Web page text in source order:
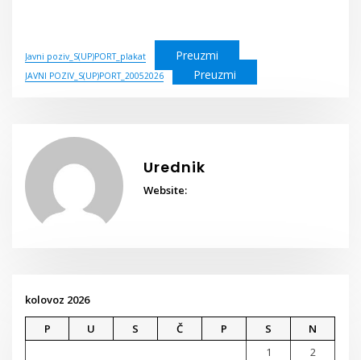
Javni poziv_S(UP)PORT_plakat Preuzmi
JAVNI POZIV_S(UP)PORT_20052026 Preuzmi
Urednik
Website:
kolovoz 2026
P
U S Č P S
N
1
2